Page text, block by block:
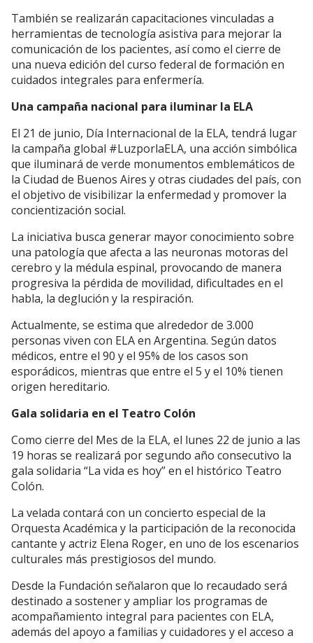
También se realizarán capacitaciones vinculadas a
herramientas de tecnología asistiva para mejorar la
comunicación de los pacientes, así como el cierre de
una nueva edición del curso federal de formación en
cuidados integrales para enfermería.
Una campaña nacional para iluminar la ELA
El 21 de junio, Día Internacional de la ELA, tendrá lugar
la campaña global #LuzporlaELA, una acción simbólica
que iluminará de verde monumentos emblemáticos de
la Ciudad de Buenos Aires y otras ciudades del país, con
el objetivo de visibilizar la enfermedad y promover la
concientización social.
La iniciativa busca generar mayor conocimiento sobre
una patología que afecta a las neuronas motoras del
cerebro y la médula espinal, provocando de manera
progresiva la pérdida de movilidad, dificultades en el
habla, la deglución y la respiración.
Actualmente, se estima que alrededor de 3.000
personas viven con ELA en Argentina. Según datos
médicos, entre el 90 y el 95% de los casos son
esporádicos, mientras que entre el 5 y el 10% tienen
origen hereditario.
Gala solidaria en el Teatro Colón
Como cierre del Mes de la ELA, el lunes 22 de junio a las
19 horas se realizará por segundo año consecutivo la
gala solidaria “La vida es hoy” en el histórico Teatro
Colón.
La velada contará con un concierto especial de la
Orquesta Académica y la participación de la reconocida
cantante y actriz Elena Roger, en uno de los escenarios
culturales más prestigiosos del mundo.
Desde la Fundación señalaron que lo recaudado será
destinado a sostener y ampliar los programas de
acompañamiento integral para pacientes con ELA,
además del apoyo a familias y cuidadores y el acceso a